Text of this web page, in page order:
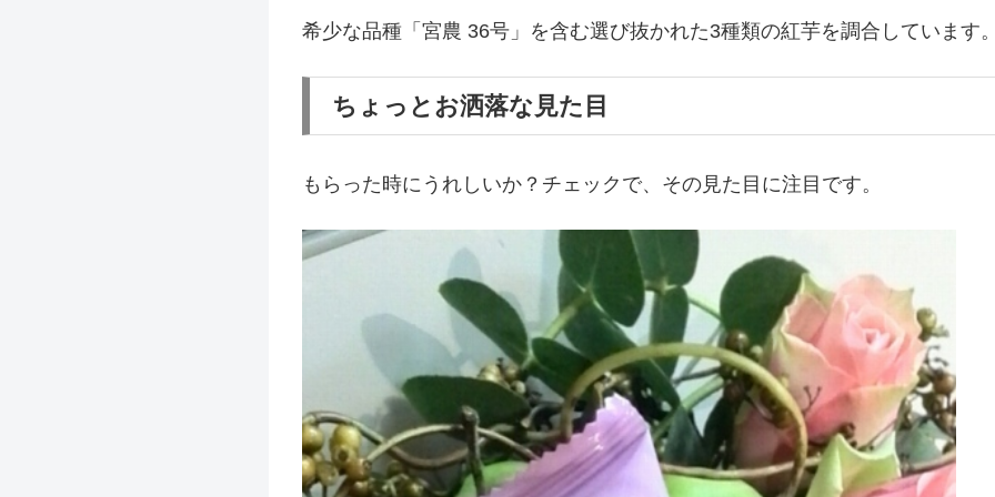
希少な品種「宮農 36号」を含む選び抜かれた3種類の紅芋を調合しています
ちょっとお洒落な見た目
もらった時にうれしいか？チェックで、その見た目に注目です。